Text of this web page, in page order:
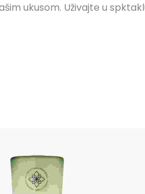
ukusom. Uživajte u